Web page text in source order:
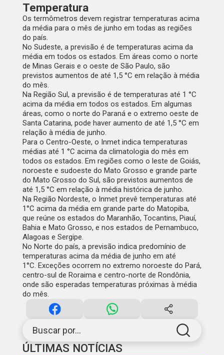
Buscar por...
ÚLTIMAS NOTÍCIAS
Temperatura
Os termômetros devem registrar temperaturas acima
da média para o mês de junho em todas as regiões
do país.
No Sudeste, a previsão é de temperaturas acima da
média em todos os estados. Em áreas como o norte
de Minas Gerais e o oeste de São Paulo, são
previstos aumentos de até 1,5 °C em relação à média
do mês.
Na Região Sul, a previsão é de temperaturas até 1 °C
acima da média em todos os estados. Em algumas
áreas, como o norte do Paraná e o extremo oeste de
Santa Catarina, pode haver aumento de até 1,5 °C em
relação à média de junho.
Para o Centro-Oeste, o Inmet indica temperaturas
médias até 1 °C acima da climatologia do mês em
todos os estados. Em regiões como o leste de Goiás,
noroeste e sudoeste do Mato Grosso e grande parte
do Mato Grosso do Sul, são previstos aumentos de
até 1,5 °C em relação à média histórica de junho.
Na Região Nordeste, o Inmet prevê temperaturas até
1°C acima da média em grande parte do Matopiba,
que reúne os estados do Maranhão, Tocantins, Piauí,
Bahia e Mato Grosso, e nos estados de Pernambuco,
Alagoas e Sergipe.
No Norte do país, a previsão indica predomínio de
temperaturas acima da média de junho em até
1°C. Exceções ocorrem no extremo noroeste do Pará,
centro-sul de Roraima e centro-norte de Rondônia,
onde são esperadas temperaturas próximas à média
do mês.